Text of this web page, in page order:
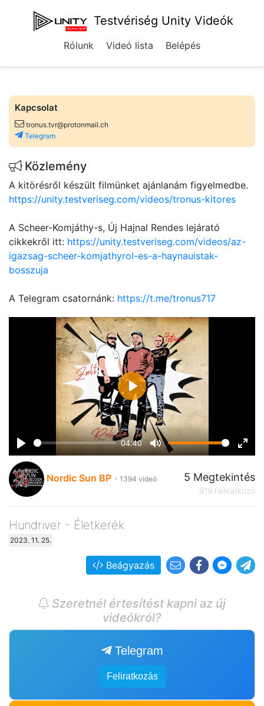
Testvériség Unity Videók
Rólunk Videó lista Belépés
Kapcsolat
tronus.tvr@protonmail.ch
Telegram
Közlemény
A kitörésről készült filmünket ajánlanám figyelmedbe.
https://unity.testveriseg.com/videos/tronus-kitores
A Scheer-Komjáthy-s, Új Hajnal Rendes lejárató
cikkekről itt: https://unity.testveriseg.com/videos/az-
igazsag-scheer-komjathyrol-es-a-haynauistak-
bosszuja
A Telegram csatornánk: https://t.me/tronus717
Play
04:40
Mute
Play
Nordic Sun BP - 1394 videó 5 Megtekintés
919 Feliratkozó
Hundriver - Életkerék
2023. 11. 25.
Beágyazás
Szeretnél értesítést kapni az új
videókról?
Telegram
Feliratkozás